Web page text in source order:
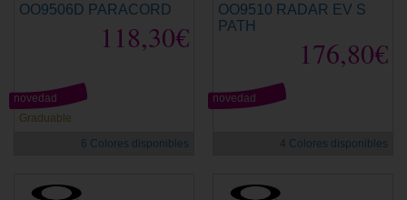
OO9506D PARACORD
118,30€
Graduable
novedad
6 Colores disponibles
OO9510 RADAR EV S
PATH
176,80€
novedad
4 Colores disponibles